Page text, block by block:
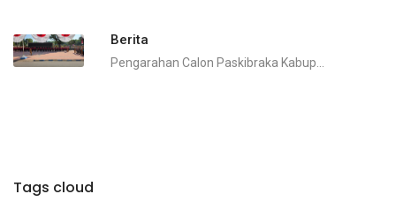
Berita
Pengarahan Calon Paskibraka Kabup...
Tags cloud